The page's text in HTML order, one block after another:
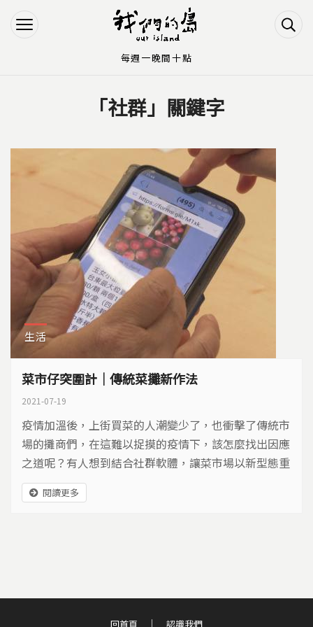
Jump to Navigation
Jump to Main content
「社群」關鍵字
生活
菜市仔突圍計｜傳統菜攤新作法
2021-07-19
疫情加溫後，上街買菜的人潮變少了，也衝擊了傳統市
場的攤商們，在這難以捉摸的疫情下，該怎麼找出因應
之道呢？有人想到結合社群軟體，讓菜市場以新型態重
新蓬勃發展起來。他們是怎麼做的？
閱讀更多
回首頁 認識我們
每週一晚間十點